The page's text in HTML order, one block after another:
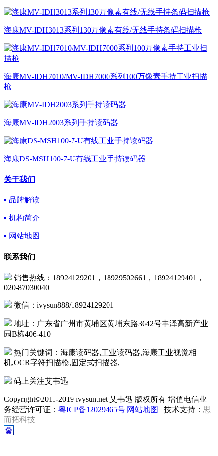
海康MV-IDH3013系列130万像素有线/无线手持条码扫描枪
海康MV-IDH7010/MV-IDH7000系列100万像素手持工业扫描
枪
海康MV-IDH2003系列手持读码器
海康DS-MSH100-7-U有线工业手持读码器
关于我们
▪ 品牌解读
▪ 机构简介
▪ 网站地图
联系我们
销售热线：18924129201，18929502661，18924129401，
020-87030040
微信：ivysun888/18924129201
地址：广东省广州市黄埔区黄埔东路3642号丰泽高新产业
园B栋406-410
热门关键词：海康读码器,工业读码器,海康工业视觉相
机,OCR字符扫描枪,固定式扫描器,
码上关注艾韦迅
Copyright©2011-2019 ivysun.net 艾韦迅 版权所有 增值电信业
务经营许可证： 粤ICP备12029465号 网站地图 技术支持： 思
而拓科技